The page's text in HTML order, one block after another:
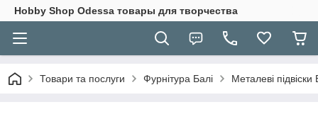
Hobbу Shop Odessa товары для творчества
Товари та послуги Фурнітура Балі Металеві підвіски